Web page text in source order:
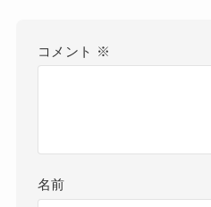
コメント ※
名前